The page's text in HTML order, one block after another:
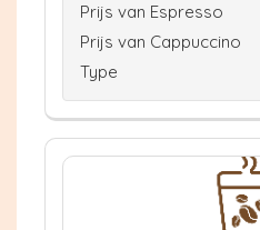
Prijs van Espresso
Prijs van Cappuccino
Type